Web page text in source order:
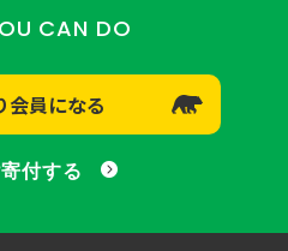
CAN DO
会員になる
付する